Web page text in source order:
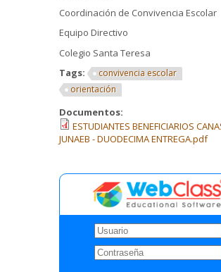
Coordinación de Convivencia Escolar
Equipo Directivo
Colegio Santa Teresa
Tags:
convivencia escolar
orientación
Documentos:
ESTUDIANTES BENEFICIARIOS
JUNAEB - DUODECIMA ENTREGA.pdf